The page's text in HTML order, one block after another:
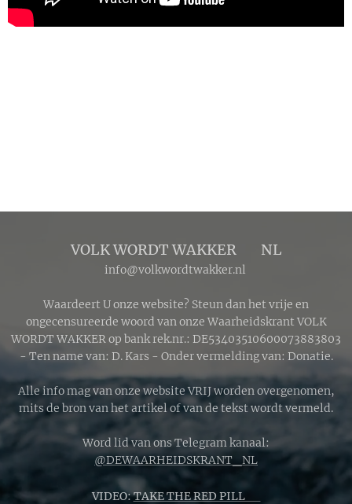
VOLK WORDT WAKKER 🔴 NL
info@volkwordtwakker.nl
Waardeert U onze website? Steun dan het vrije en
ongecensureerde woord van onze Waarheidskrant VOLK
WORDT WAKKER op bank rek.nr.: DE53403510600073883803
- Ten name van: D. Kars - Onder vermelding van: Donatie.
Alle info mag van onze website VRIJ worden overgenomen,
mits de bron van het artikel of van de tekst wordt vermeld.
Word lid van ons Telegram kanaal:
@DEWAARHEIDSKRANT_NL
VIDEO:TAKE THE RED PILL 🔴